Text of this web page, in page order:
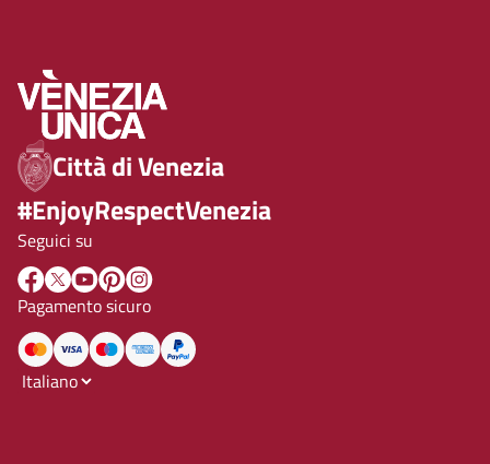
Città di Venezia
#EnjoyRespectVenezia
Seguici su
Pagamento sicuro